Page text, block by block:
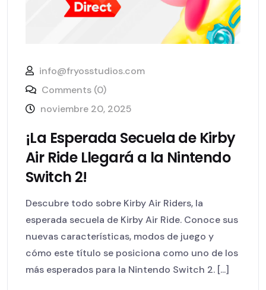
info@fryosstudios.com
Comments (0)
noviembre 20, 2025
¡La Esperada Secuela de Kirby
Air Ride Llegará a la Nintendo
Switch 2!
Descubre todo sobre Kirby Air Riders, la
esperada secuela de Kirby Air Ride. Conoce sus
nuevas características, modos de juego y
cómo este título se posiciona como uno de los
más esperados para la Nintendo Switch 2. [...]